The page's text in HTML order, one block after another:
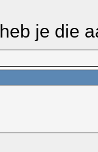
je die